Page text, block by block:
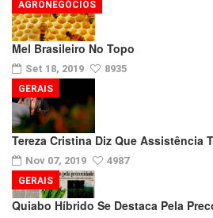
Mel Brasileiro No Topo
Set 18, 2019 8935
AGRONEGÓCIOS
Tereza Cristina Diz Que Assistência
Nov 07, 2019 4987
GERAIS
Quiabo Híbrido Se Destaca Pela
GERAIS